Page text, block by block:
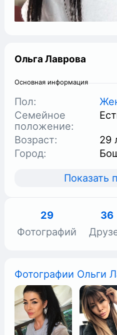
Ольга Лаврова
Основная информация
Пол:
Семейное
положение:
Возраст:
29
Город:
Показать
29
Фотографий
36
Фотографии Ольги